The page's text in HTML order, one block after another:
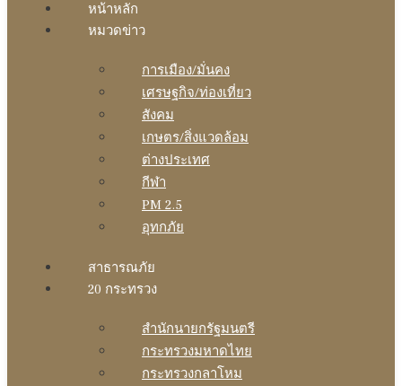
หน้าหลัก
หมวดข่าว
การเมือง/มั่นคง
เศรษฐกิจ/ท่องเที่ยว
สังคม
เกษตร/สิ่งแวดล้อม
ต่างประเทศ
กีฬา
PM 2.5
อุทกภัย
สาธารณภัย
20 กระทรวง
สํานักนายกรัฐมนตรี
กระทรวงมหาดไทย
กระทรวงกลาโหม